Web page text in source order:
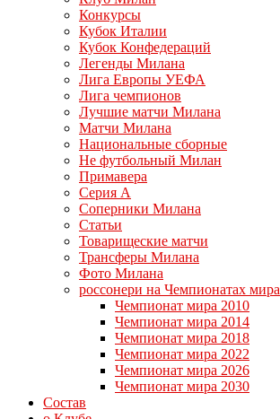
Конкурсы
Кубок Италии
Кубок Конфедераций
Легенды Милана
Лига Европы УЕФА
Лига чемпионов
Лучшие матчи Милана
Матчи Милана
Национальные сборные
Не футбольный Милан
Примавера
Серия А
Соперники Милана
Статьи
Товарищеские матчи
Трансферы Милана
Фото Милана
россонери на Чемпионатах мира
Чемпионат мира 2010
Чемпионат мира 2014
Чемпионат мира 2018
Чемпионат мира 2022
Чемпионат мира 2026
Чемпионат мира 2030
Состав